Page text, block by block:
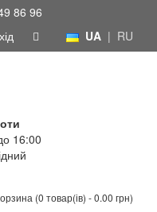
86 96
UA | RU
16:00
(0 товар(ів) - 0.00 грн)